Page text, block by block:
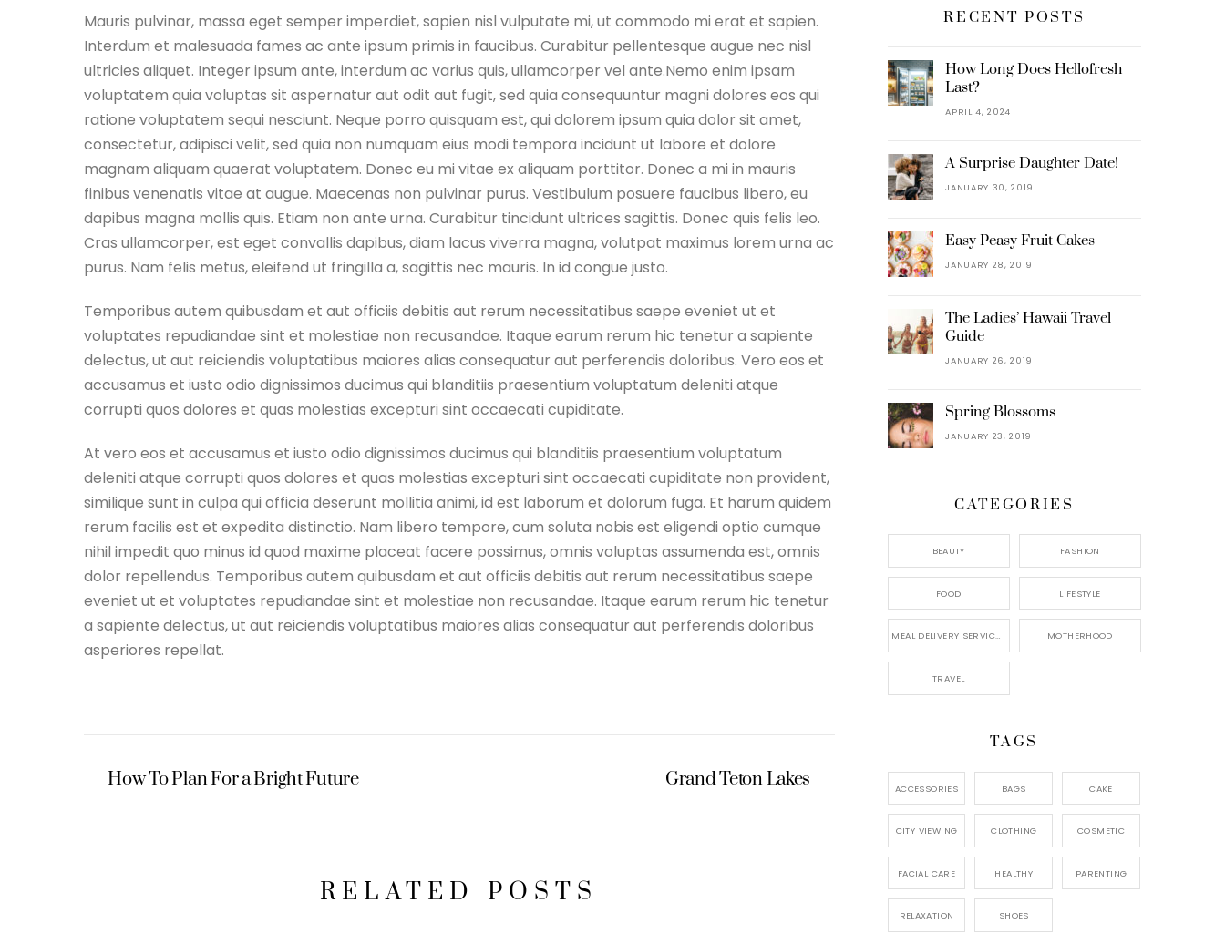
Mauris pulvinar, massa eget semper imperdiet, sapien nisl vulputate mi, ut commodo mi erat et sapien.
Interdum et malesuada fames ac ante ipsum primis in faucibus. Curabitur pellentesque augue nec nisl
ultricies aliquet. Integer ipsum ante, interdum ac varius quis, ullamcorper vel ante.Nemo enim ipsam
voluptatem quia voluptas sit aspernatur aut odit aut fugit, sed quia consequuntur magni dolores eos qui
ratione voluptatem sequi nesciunt. Neque porro quisquam est, qui dolorem ipsum quia dolor sit amet,
consectetur, adipisci velit, sed quia non numquam eius modi tempora incidunt ut labore et dolore
magnam aliquam quaerat voluptatem. Donec eu mi vitae ex aliquam porttitor. Donec a mi in mauris
finibus venenatis vitae at augue. Maecenas non pulvinar purus. Vestibulum posuere faucibus libero, eu
dapibus magna mollis quis. Etiam non ante urna. Curabitur tincidunt ultrices sagittis. Donec quis felis leo.
Cras ullamcorper, est eget convallis dapibus, diam lacus viverra magna, volutpat maximus lorem urna ac
purus. Nam felis metus, eleifend ut fringilla a, sagittis nec mauris. In id congue justo.
Temporibus autem quibusdam et aut officiis debitis aut rerum necessitatibus saepe eveniet ut et
voluptates repudiandae sint et molestiae non recusandae. Itaque earum rerum hic tenetur a sapiente
delectus, ut aut reiciendis voluptatibus maiores alias consequatur aut perferendis doloribus. Vero eos et
accusamus et iusto odio dignissimos ducimus qui blanditiis praesentium voluptatum deleniti atque
corrupti quos dolores et quas molestias excepturi sint occaecati cupiditate.
At vero eos et accusamus et iusto odio dignissimos ducimus qui blanditiis praesentium voluptatum
deleniti atque corrupti quos dolores et quas molestias excepturi sint occaecati cupiditate non provident,
similique sunt in culpa qui officia deserunt mollitia animi, id est laborum et dolorum fuga. Et harum quidem
rerum facilis est et expedita distinctio. Nam libero tempore, cum soluta nobis est eligendi optio cumque
nihil impedit quo minus id quod maxime placeat facere possimus, omnis voluptas assumenda est, omnis
dolor repellendus. Temporibus autem quibusdam et aut officiis debitis aut rerum necessitatibus saepe
eveniet ut et voluptates repudiandae sint et molestiae non recusandae. Itaque earum rerum hic tenetur
a sapiente delectus, ut aut reiciendis voluptatibus maiores alias consequatur aut perferendis doloribus
asperiores repellat.
How To Plan For a Bright Future Grand Teton Lakes
RELATED POSTS
RECENT POSTS
How Long Does Hellofresh
Last?
APRIL 4, 2024
A Surprise Daughter Date!
JANUARY 30, 2019
Easy Peasy Fruit Cakes
JANUARY 28, 2019
The Ladies’ Hawaii Travel
Guide
JANUARY 26, 2019
Spring Blossoms
JANUARY 23, 2019
CATEGORIES
BEAUTY FASHION
FOOD LIFESTYLE
MEAL DELIVERY SERVICES MOTHERHOOD
TRAVEL
TAGS
ACCESSORIES BAGS CAKE
CITY VIEWING CLOTHING COSMETIC
FACIAL CARE HEALTHY PARENTING
RELAXATION SHOES